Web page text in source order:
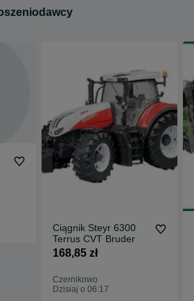
Ciągnik Steyr 6300
Terrus CVT Bruder
168,85 zł
Czernikowo
Dzisiaj o 06:17